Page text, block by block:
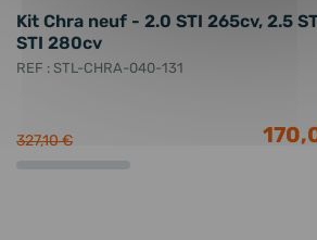
Kit Chra neuf - 2.0 STI 265cv, 2.5
STI 280cv
REF : STL-CHRA-040-131
327,10 €